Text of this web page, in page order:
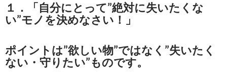
１．「自分にとって”絶対に失いたくな
い”モノを決めなさい！」
ポイントは”欲しい物”ではなく”失いたく
ない・守りたい”ものです。